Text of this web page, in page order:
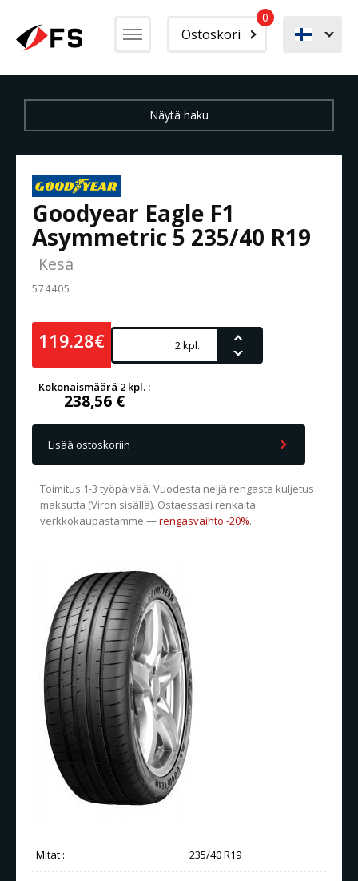
Ostoskori
0
Goodyear Eagle F1
Asymmetric 5 235/40 R19
Kesä
574405
119.28€
Kokonaismäärä 2 kpl. :
238,56 €
Lisää ostoskoriin
Toimitus 1-3 työpäivää. Vuodesta neljä rengasta kuljetus
maksutta (Viron sisällä). Ostaessasi renkaita
verkkokaupastamme —rengasvaihto -20%.
Mitat : 235/40 R19